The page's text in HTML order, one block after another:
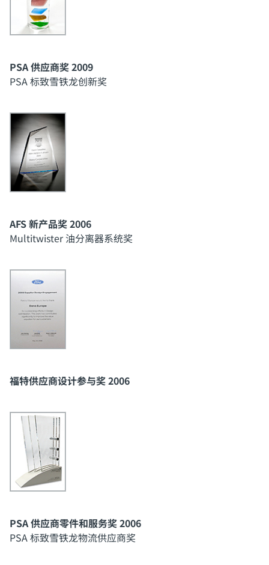
PSA 供应商奖 2009
PSA 标致雪铁龙创新奖
AFS 新产品奖 2006
Multitwister 油分离器系统奖
福特供应商设计参与奖 2006
PSA 供应商零件和服务奖 2006
PSA 标致雪铁龙物流供应商奖